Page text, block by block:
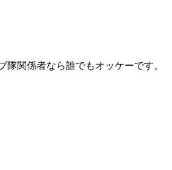
関係者なら誰でもオッケーです。